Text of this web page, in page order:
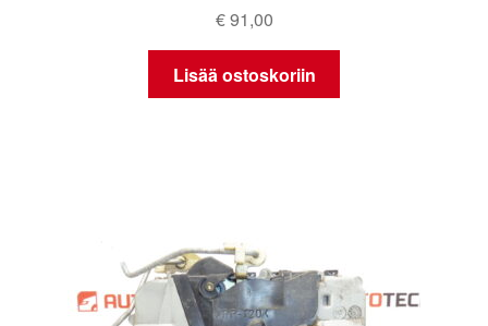
€91,00
Lisää ostoskoriin